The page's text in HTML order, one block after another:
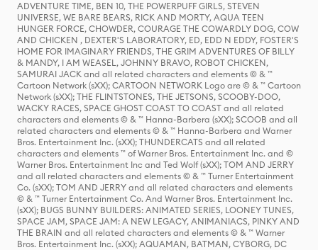
ADVENTURE TIME, BEN 10, THE POWERPUFF GIRLS, STEVEN
UNIVERSE, WE BARE BEARS, RICK AND MORTY, AQUA TEEN
HUNGER FORCE, CHOWDER, COURAGE THE COWARDLY DOG, COW
AND CHICKEN , DEXTER'S LABORATORY, ED, EDD N EDDY, FOSTER'S
HOME FOR IMAGINARY FRIENDS, THE GRIM ADVENTURES OF BILLY
& MANDY, I AM WEASEL, JOHNNY BRAVO, ROBOT CHICKEN,
SAMURAI JACK and all related characters and elements © & ™
Cartoon Network (sXX); CARTOON NETWORK Logo are © & ™ Cartoon
Network (sXX); THE FLINTSTONES, THE JETSONS, SCOOBY-DOO,
WACKY RACES, SPACE GHOST COAST TO COAST and all related
characters and elements © & ™ Hanna-Barbera (sXX); SCOOB and all
related characters and elements © & ™ Hanna-Barbera and Warner
Bros. Entertainment Inc. (sXX); THUNDERCATS and all related
characters and elements ™ of Warner Bros. Entertainment Inc. and ©
Warner Bros. Entertainment Inc and Ted Wolf (sXX); TOM AND JERRY
and all related characters and elements © & ™ Turner Entertainment
Co. (sXX); TOM AND JERRY and all related characters and elements
© & ™ Turner Entertainment Co. And Warner Bros. Entertainment Inc.
(sXX); BUGS BUNNY BUILDERS: ANIMATED SERIES, LOONEY TUNES,
SPACE JAM, SPACE JAM: A NEW LEGACY, ANIMANIACS, PINKY AND
THE BRAIN and all related characters and elements © & ™ Warner
Bros. Entertainment Inc. (sXX); AQUAMAN, BATMAN, CYBORG, DC